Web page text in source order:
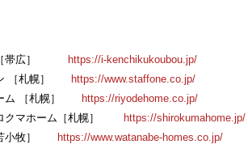
［帯広］
https://i-kenchikukoubou.jp/
ン ［札幌］
https://www.staffone.co.jp/
ーム ［札幌］
https://riyodehome.co.jp/
クマホーム［札幌］
https://shirokumahome.jp/
苫小牧］
https://www.watanabe-homes.co.jp/